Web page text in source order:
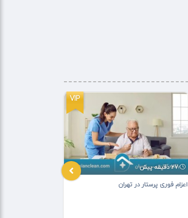
VIP
27 دقیقه پیش
اعزام فوری پرستار در تهران